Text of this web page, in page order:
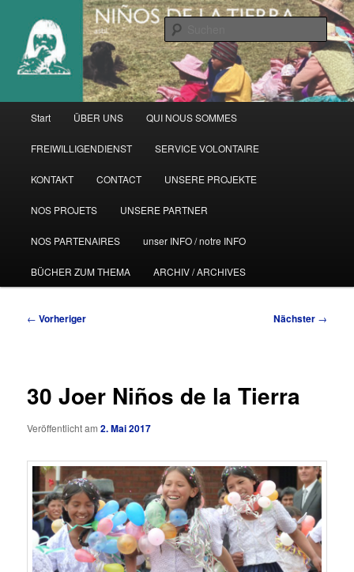
primären
Inhalt
springen
Start ÜBER UNS QUI NOUS SOMMES
FREIWILLIGENDIENST SERVICE VOLONTAIRE
KONTAKT CONTACT UNSERE PROJEKTE
NOS PROJETS UNSERE PARTNER
NOS PARTENAIRES unser INFO / notre INFO
BÜCHER ZUM THEMA ARCHIV / ARCHIVES
Beitragsnavigation
← Vorheriger Nächster →
30 Joer Niños de la Tierra
Veröffentlicht am2. Mai 2017